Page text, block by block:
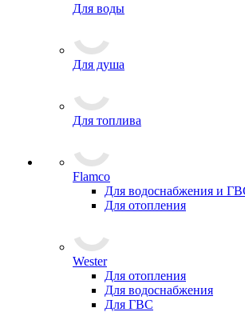
Для воды
Для душа
Для топлива
Flamco
Для водоснабжения и
Для отопления
Wester
Для отопления
Для водоснабжения
Для ГВС